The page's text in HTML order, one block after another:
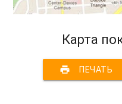
Карта
print ПЕЧАТЬ